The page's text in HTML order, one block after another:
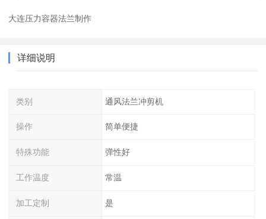
大连压力容器法兰制作
详细说明
类别 通风法兰冲剪机
操作 简单便捷
特殊功能 弹性好
工作温度 常温
加工定制 是